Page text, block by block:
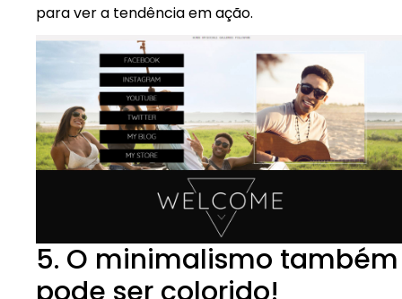
para ver a tendência em ação.
5. O minimalismo também